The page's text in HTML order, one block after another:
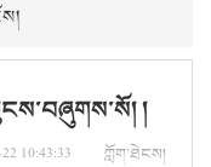
།
22 10:43:33 ཀློག་ཐེངས།